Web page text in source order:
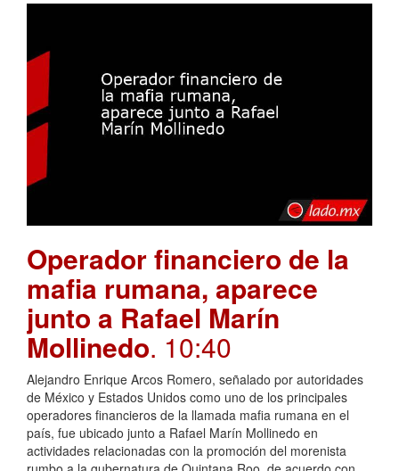
Operador financiero de la
mafia rumana, aparece
junto a Rafael Marín
Mollinedo. 10:40
Alejandro Enrique Arcos Romero, señalado por autoridades
de México y Estados Unidos como uno de los principales
operadores financieros de la llamada mafia rumana en el
país, fue ubicado junto a Rafael Marín Mollinedo en
actividades relacionadas con la promoción del morenista